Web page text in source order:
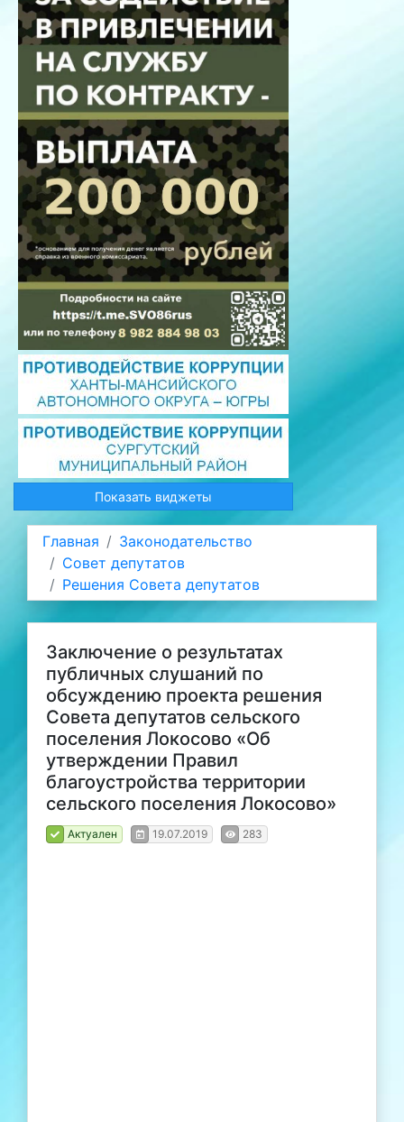
Показать виджеты
Главная
Законодательство
Совет депутатов
Решения Совета депутатов
Заключение о результатах
публичных слушаний по
обсуждению проекта решения
Совета депутатов сельского
поселения Локосово «Об
утверждении Правил
благоустройства территории
сельского поселения Локосово»
Актуален 19.07.2019 283